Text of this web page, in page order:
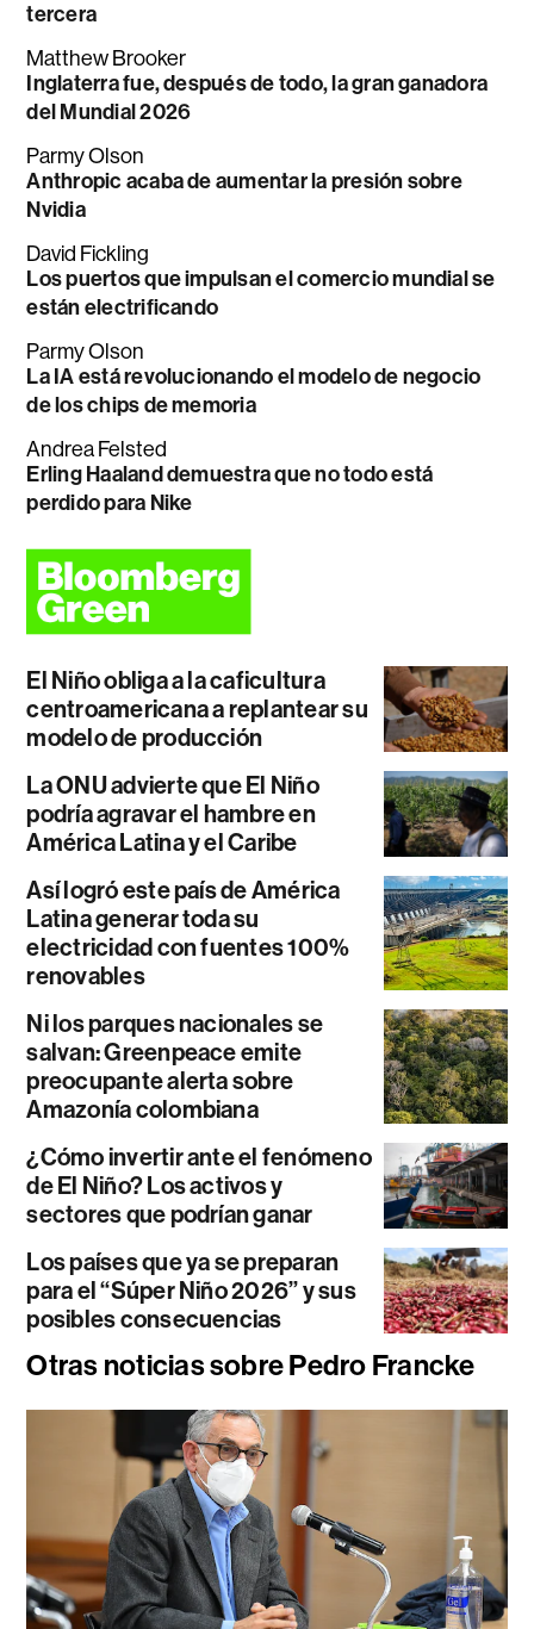
tercera
Matthew Brooker
Inglaterra fue, después de todo, la gran ganadora
del Mundial 2026
Parmy Olson
Anthropic acaba de aumentar la presión sobre
Nvidia
David Fickling
Los puertos que impulsan el comercio mundial se
están electrificando
Parmy Olson
La IA está revolucionando el modelo de negocio
de los chips de memoria
Andrea Felsted
Erling Haaland demuestra que no todo está
perdido para Nike
El Niño obliga a la caficultura
centroamericana a replantear su
modelo de producción
La ONU advierte que El Niño
podría agravar el hambre en
América Latina y el Caribe
Así logró este país de América
Latina generar toda su
electricidad con fuentes 100%
renovables
Ni los parques nacionales se
salvan: Greenpeace emite
preocupante alerta sobre
Amazonía colombiana
¿Cómo invertir ante el fenómeno
de El Niño? Los activos y
sectores que podrían ganar
Los países que ya se preparan
para el “Súper Niño 2026” y sus
posibles consecuencias
Otras noticias sobre Pedro Francke